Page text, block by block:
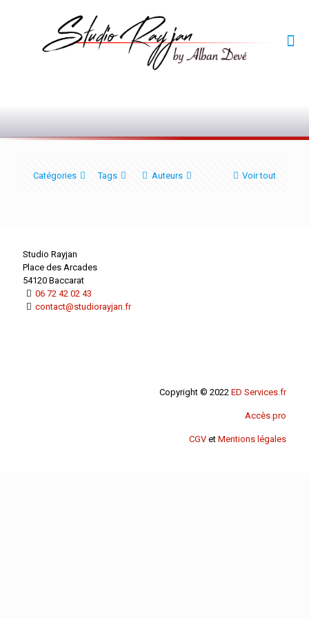
Catégories Tags Auteurs Voir tout
Studio Rayjan
Place des Arcades
54120 Baccarat
06 72 42 02 43
contact@studiorayjan.fr
Copyright © 2022 ED Services.fr
Accès pro
CGV et Mentions légales